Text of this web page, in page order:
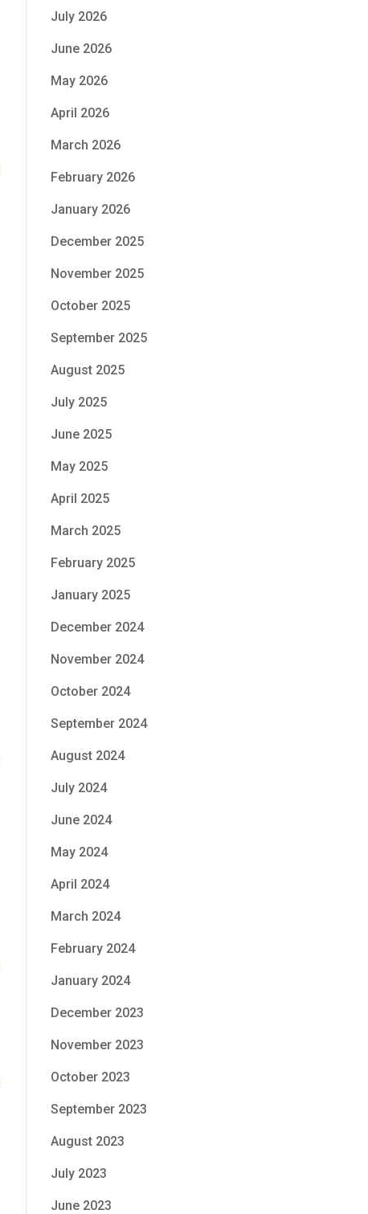
July 2026
June 2026
May 2026
April 2026
March 2026
February 2026
January 2026
December 2025
November 2025
October 2025
September 2025
August 2025
July 2025
June 2025
May 2025
April 2025
March 2025
February 2025
January 2025
December 2024
November 2024
October 2024
September 2024
August 2024
July 2024
June 2024
May 2024
April 2024
March 2024
February 2024
January 2024
December 2023
November 2023
October 2023
September 2023
August 2023
July 2023
June 2023